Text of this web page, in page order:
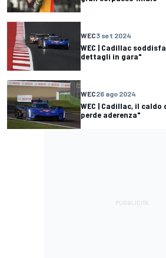
WEC3 set 2024
WEC | Cadillac
dettagli in gara"
WEC26 ago 2024
WEC | Cadillac, il
perde aderenza"